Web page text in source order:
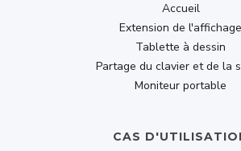
$199$ 139.30
Accueil
Extension de l'affichage
Tablette à dessin
Partage du clavier et de la
Moniteur portable
CAS